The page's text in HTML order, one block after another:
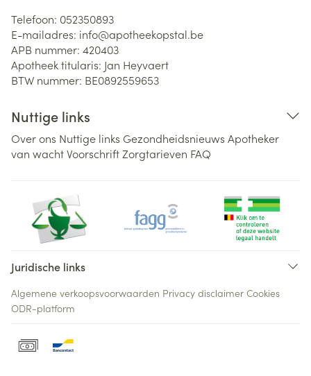
Telefoon: 052350893
E-mailadres: info@apotheekopstal.be
APB nummer: 420403
Apotheek titularis: Jan Heyvaert
BTW nummer: BE0892559653
Nuttige links
Over ons Nuttige links Gezondheidsnieuws Apotheker
van wachtVoorschriftZorgtarieven FAQ
Juridische links
Algemene verkoopsvoorwaarden Privacy disclaimer Cookies
ODR-platform